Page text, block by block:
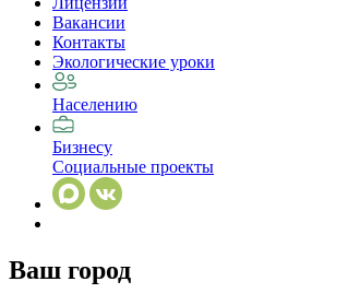
Вакансии
Контакты
Экологические уроки
Населению
Бизнесу
Социальные проекты
Ваш город